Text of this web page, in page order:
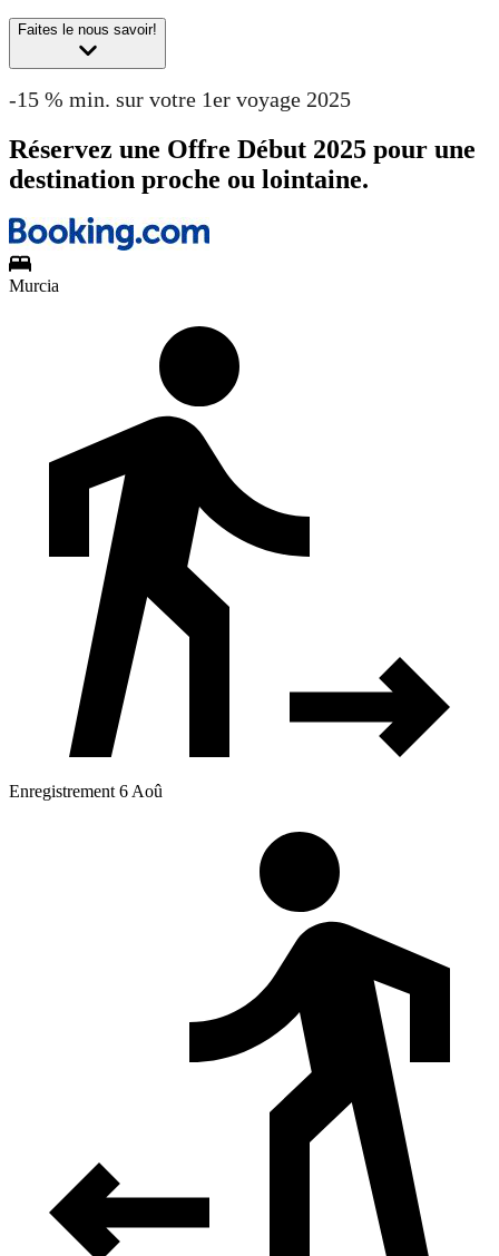
Faites le nous savoir!
-15 % min. sur votre 1er voyage 2025
Réservez une Offre Début 2025 pour une
destination proche ou lointaine.
Murcia
Enregistrement 6 Aoû